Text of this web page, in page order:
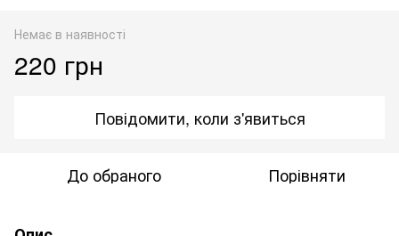
Немає в наявності
220 грн
Повідомити, коли з'явиться
До обраного Порівняти